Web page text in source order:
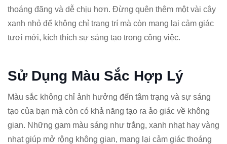
thoáng đãng và dễ chịu hơn. Đừng quên thêm một vài cây
xanh nhỏ để không chỉ trang trí mà còn mang lại cảm giác
tươi mới, kích thích sự sáng tạo trong công việc.
Sử Dụng Màu Sắc Hợp Lý
Màu sắc không chỉ ảnh hưởng đến tâm trạng và sự sáng
tạo của bạn mà còn có khả năng tạo ra ảo giác về không
gian. Những gam màu sáng như trắng, xanh nhạt hay vàng
nhạt giúp mở rộng không gian, mang lại cảm giác thoáng